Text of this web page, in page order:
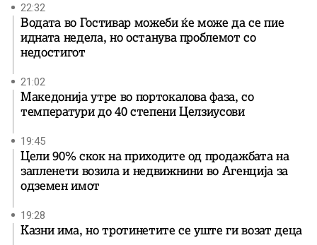
22:32
Водата во Гостивар можеби ќе може да се пие
идната недела, но останува проблемот со
недостигот
21:02
Македонија утре во портокалова фаза, со
температури до 40 степени Целзиусови
19:45
Цели 90% скок на приходите од продажбата на
запленети возила и недвижнини во Агенција за
одземен имот
19:28
Казни има, но тротинетите се уште ги возат деца